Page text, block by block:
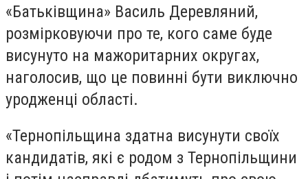
«Батьківщина» Василь Деревляний,
розмірковуючи про те, кого саме буде
висунуто на мажоритарних округах,
наголосив, що це повинні бути виключно
уродженці області.
«Тернопільщина здатна висунути своїх
кандидатів, які є родом з Тернопільщини